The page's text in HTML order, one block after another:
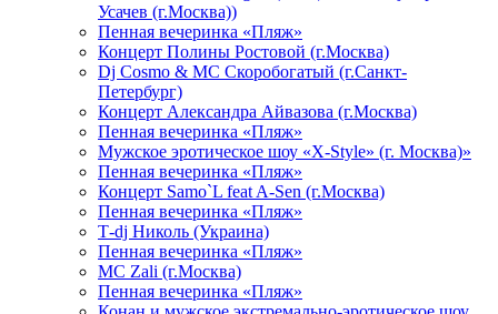
Усачев (г.Москва))
Пенная вечеринка «Пляж»
Концерт Полины Ростовой (г.Москва)
Dj Cosmo & МС Скоробогатый (г.Санкт-
Петербург)
Концерт Александра Айвазова (г.Москва)
Пенная вечеринка «Пляж»
Мужское эротическое шоу «X-Style» (г. Москва)»
Пенная вечеринка «Пляж»
Концерт Samo`L feat A-Sen (г.Москва)
Пенная вечеринка «Пляж»
Т-dj Николь (Украина)
Пенная вечеринка «Пляж»
МС Zali (г.Москва)
Пенная вечеринка «Пляж»